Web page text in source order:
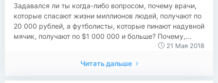
Задавался ли ты когда-либо вопросом, почему врачи,
которые спасают жизни миллионов людей, получают по
20 000 рублей, а футболисты, которые пинают надувной
мячик, получают по $1 000 000 и больше? Почему,...
21 Мая 2018
Читать дальше